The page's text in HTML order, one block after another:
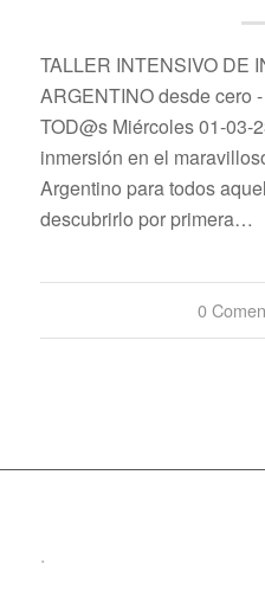
TALLER INTENSIVO DE
ARGENTINO desde cero
TOD@s Miércoles 01-03-
inmersión en el
Argentino para todos
descubrirlo por primera…
0 /
.